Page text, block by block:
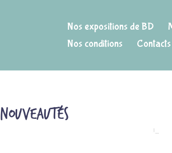
Nos expositions de BD
Nos conditions
Contacts
Nouveautés